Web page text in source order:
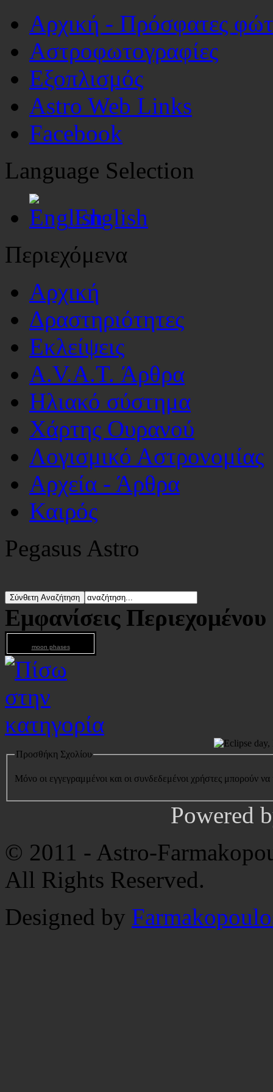
Αρχική - Πρόσφατες
Αστροφωτογραφίες
Εξοπλισμός
Astro Web Links
Facebook
Language Selection
English
Περιεχόμενα
Αρχική
Δραστηριότητες
Εκλείψεις
A.V.A.T. Άρθρα
Ηλιακό σύστημα
Χάρτης Ουρανού
Λογισμικό Αστρoνομίας
Αρχεία - Άρθρα
Καιρός
Pegasus Astro
Εμφανίσεις Περιεχομένου
moon phases
Προσθήκη Σχολίου
Μόνο οι εγγεγραμμένοι και οι συνδεδεμένοι χρήστες μπορούν
Powered
© 2011 - Astro-
All Rights Reserved.
Designed by